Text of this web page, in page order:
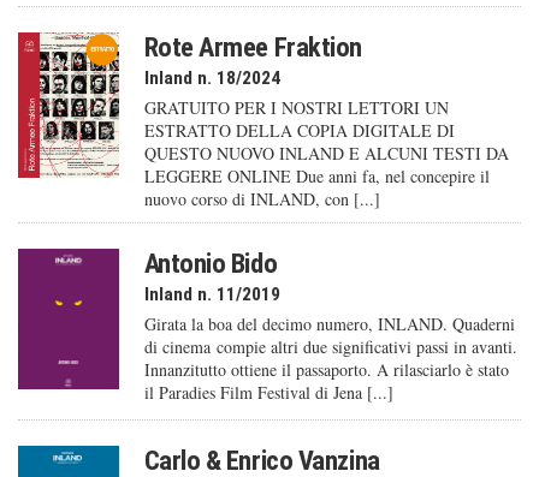
Rote Armee Fraktion
Inland n. 18/2024
GRATUITO PER I NOSTRI LETTORI UN
ESTRATTO DELLA COPIA DIGITALE DI
QUESTO NUOVO INLAND E ALCUNI TESTI DA
LEGGERE ONLINE Due anni fa, nel concepire il
nuovo corso di INLAND, con [...]
Antonio Bido
Inland n. 11/2019
Girata la boa del decimo numero, INLAND. Quaderni
di cinema compie altri due significativi passi in avanti.
Innanzitutto ottiene il passaporto. A rilasciarlo è stato
il Paradies Film Festival di Jena [...]
Carlo & Enrico Vanzina